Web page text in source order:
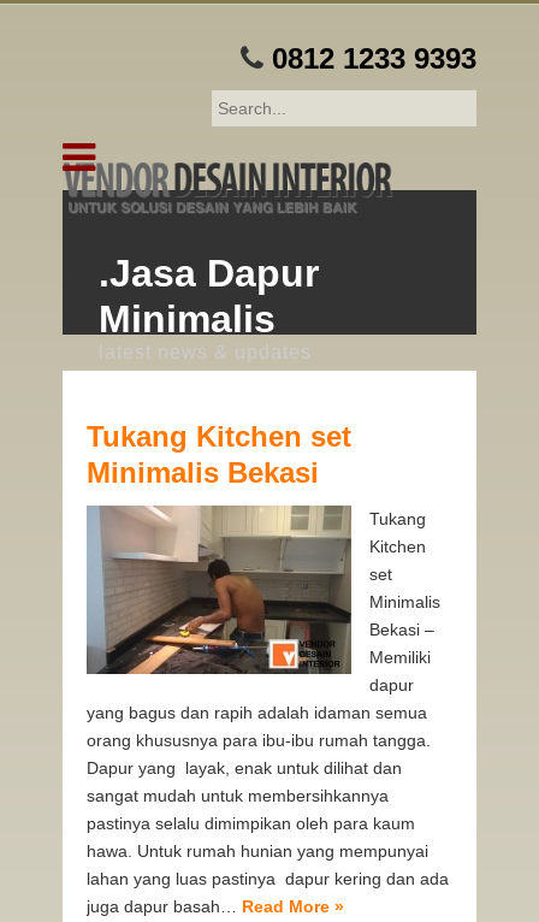
0812 1233 9393
.Jasa Dapur
Minimalis
latest news & updates
Tukang Kitchen set
Minimalis Bekasi
Tukang
Kitchen
set
Minimalis
Bekasi –
Memiliki
dapur
yang bagus dan rapih adalah idaman semua
orang khususnya para ibu-ibu rumah tangga.
Dapur yang layak, enak untuk dilihat dan
sangat mudah untuk membersihkannya
pastinya selalu dimimpikan oleh para kaum
hawa. Untuk rumah hunian yang mempunyai
lahan yang luas pastinya dapur kering dan ada
juga dapur basah… Read More »